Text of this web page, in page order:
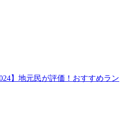
】地元民が評価！おすすめラン